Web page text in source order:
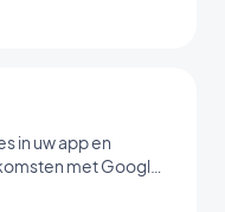
in uw app en
met Google